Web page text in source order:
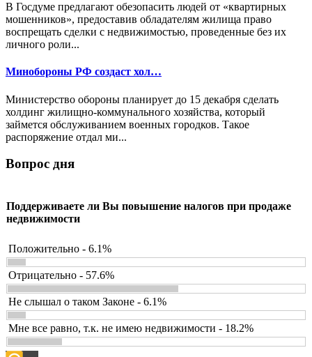
В Госдуме предлагают обезопасить людей от «квартирных
мошенников», предоставив обладателям жилища право
воспрещать сделки с недвижимостью, проведенные без их
личного роли...
Минобороны РФ создаст хол…
Министерство обороны планирует до 15 декабря сделать
холдинг жилищно-коммунального хозяйства, который
займется обслуживанием военных городков. Такое
распоряжение отдал ми...
Вопрос дня
Поддерживаете ли Вы повышение налогов при продаже
недвижимости
Положительно - 6.1%
Отрицательно - 57.6%
Не слышал о таком Законе - 6.1%
Мне все равно, т.к. не имею недвижимости - 18.2%